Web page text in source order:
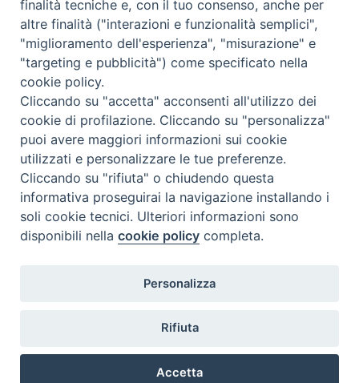
Contatti & Info
C.ne Aurelia, 50 – 00165 Roma
Contatti
Scrivi a: cnvf@chiesacattolica.it
finalità tecniche e, con il tuo consenso, anche per
altre finalità ("interazioni e funzionalità semplici",
"miglioramento dell'esperienza", "misurazione" e
"targeting e pubblicità") come specificato nella
cookie policy.
Cliccando su "accetta" acconsenti all'utilizzo dei
cookie di profilazione. Cliccando su "personalizza"
puoi avere maggiori informazioni sui cookie
utilizzati e personalizzare le tue preferenze.
Cliccando su "rifiuta" o chiudendo questa
informativa proseguirai la navigazione installando i
soli cookie tecnici. Ulteriori informazioni sono
disponibili nellacookie policy completa.
Personalizza
Rifiuta
Accetta